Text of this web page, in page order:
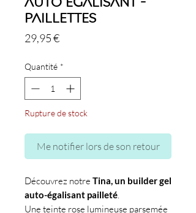
Paillettes
29,95 €Prix
Quantité *
Rupture de stock
Me notifier lors de son retour
Découvrez notre Tina, un builder gel
auto-égalisant pailleté.
Une teinte rose lumineuse parsemée